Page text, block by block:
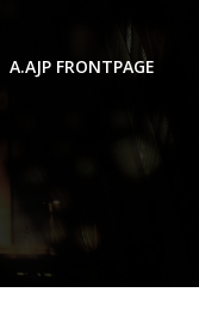
A.AJP FRONTPAGE